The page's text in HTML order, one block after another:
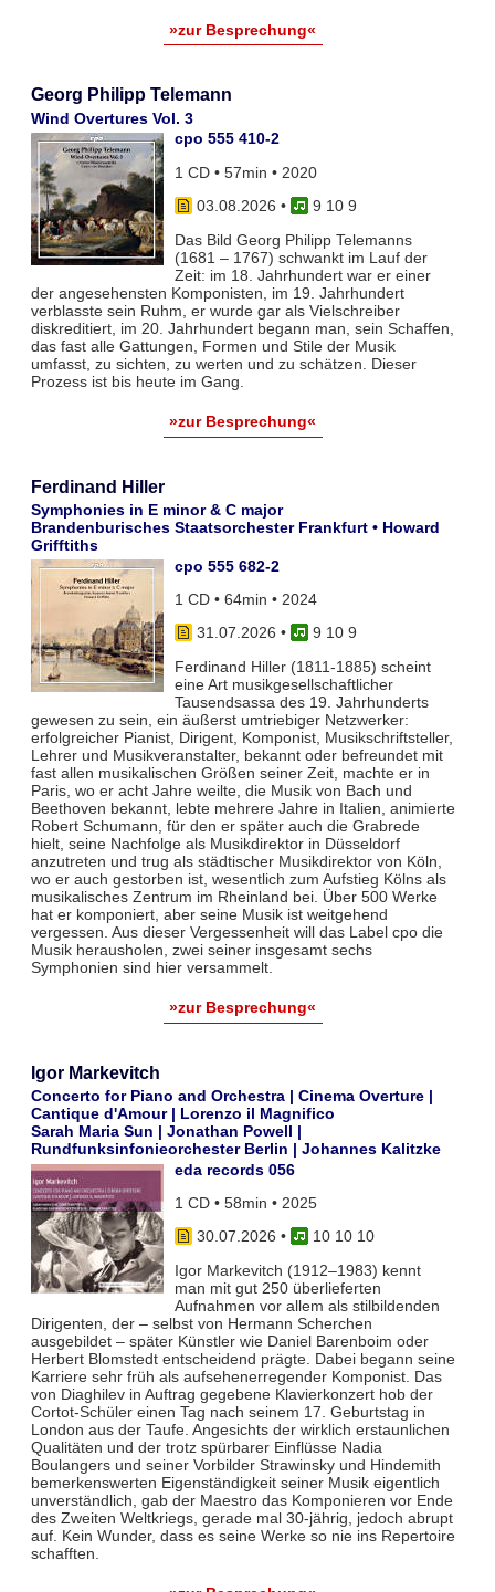
»zur Besprechung«
Georg Philipp Telemann
Wind Overtures Vol. 3
cpo 555 410-2
1 CD • 57min • 2020
03.08.2026 •
9 10 9
Das Bild Georg Philipp Telemanns
(1681 – 1767) schwankt im Lauf der
Zeit: im 18. Jahrhundert war er einer
der angesehensten Komponisten, im 19. Jahrhundert
verblasste sein Ruhm, er wurde gar als Vielschreiber
diskreditiert, im 20. Jahrhundert begann man, sein Schaffen,
das fast alle Gattungen, Formen und Stile der Musik
umfasst, zu sichten, zu werten und zu schätzen. Dieser
Prozess ist bis heute im Gang.
»zur Besprechung«
Ferdinand Hiller
Symphonies in E minor & C major
Brandenburisches Staatsorchester Frankfurt • Howard
Grifftiths
cpo 555 682-2
1 CD • 64min • 2024
31.07.2026 •
9 10 9
Ferdinand Hiller (1811-1885) scheint
eine Art musikgesellschaftlicher
Tausendsassa des 19. Jahrhunderts
gewesen zu sein, ein äußerst umtriebiger Netzwerker:
erfolgreicher Pianist, Dirigent, Komponist, Musikschriftsteller,
Lehrer und Musikveranstalter, bekannt oder befreundet mit
fast allen musikalischen Größen seiner Zeit, machte er in
Paris, wo er acht Jahre weilte, die Musik von Bach und
Beethoven bekannt, lebte mehrere Jahre in Italien, animierte
Robert Schumann, für den er später auch die Grabrede
hielt, seine Nachfolge als Musikdirektor in Düsseldorf
anzutreten und trug als städtischer Musikdirektor von Köln,
wo er auch gestorben ist, wesentlich zum Aufstieg Kölns als
musikalisches Zentrum im Rheinland bei. Über 500 Werke
hat er komponiert, aber seine Musik ist weitgehend
vergessen. Aus dieser Vergessenheit will das Label cpo die
Musik herausholen, zwei seiner insgesamt sechs
Symphonien sind hier versammelt.
»zur Besprechung«
Igor Markevitch
Concerto for Piano and Orchestra | Cinema Overture |
Cantique d'Amour | Lorenzo il Magnifico
Sarah Maria Sun | Jonathan Powell |
Rundfunksinfonieorchester Berlin | Johannes Kalitzke
eda records 056
1 CD • 58min • 2025
30.07.2026 •
10 10 10
Igor Markevitch (1912–1983) kennt
man mit gut 250 überlieferten
Aufnahmen vor allem als stilbildenden
Dirigenten, der – selbst von Hermann Scherchen
ausgebildet – später Künstler wie Daniel Barenboim oder
Herbert Blomstedt entscheidend prägte. Dabei begann seine
Karriere sehr früh als aufsehenerregender Komponist. Das
von Diaghilev in Auftrag gegebene Klavierkonzert hob der
Cortot-Schüler einen Tag nach seinem 17. Geburtstag in
London aus der Taufe. Angesichts der wirklich erstaunlichen
Qualitäten und der trotz spürbarer Einflüsse Nadia
Boulangers und seiner Vorbilder Strawinsky und Hindemith
bemerkenswerten Eigenständigkeit seiner Musik eigentlich
unverständlich, gab der Maestro das Komponieren vor Ende
des Zweiten Weltkriegs, gerade mal 30-jährig, jedoch abrupt
auf. Kein Wunder, dass es seine Werke so nie ins Repertoire
schafften.